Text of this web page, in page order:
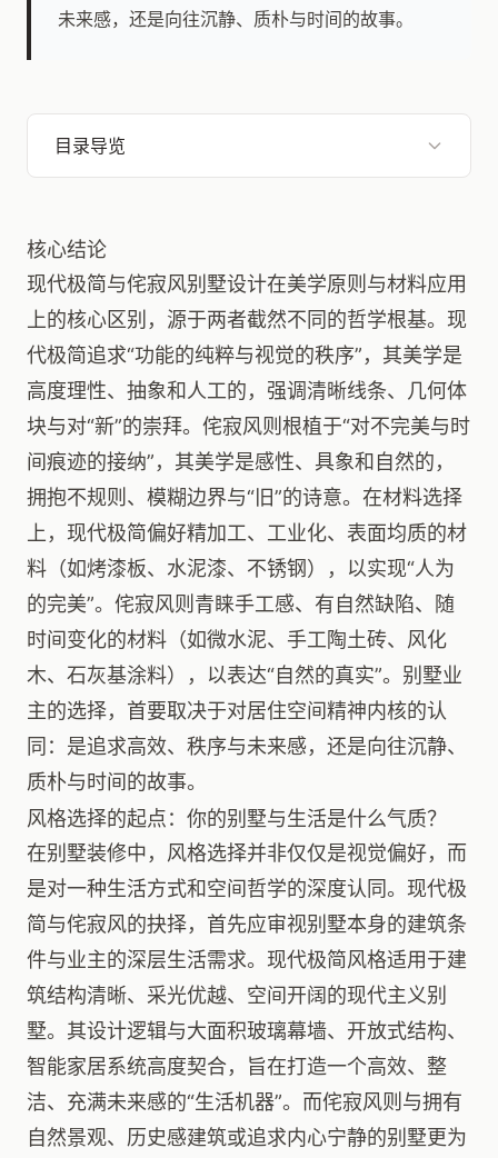
未来感，还是向往沉静、质朴与时间的故事。
目录导览
核心结论
现代极简与侘寂风别墅设计在美学原则与材料应用
上的核心区别，源于两者截然不同的哲学根基。现
代极简追求“功能的纯粹与视觉的秩序”，其美学是
高度理性、抽象和人工的，强调清晰线条、几何体
块与对“新”的崇拜。侘寂风则根植于“对不完美与时
间痕迹的接纳”，其美学是感性、具象和自然的，
拥抱不规则、模糊边界与“旧”的诗意。在材料选择
上，现代极简偏好精加工、工业化、表面均质的材
料（如烤漆板、水泥漆、不锈钢），以实现“人为
的完美”。侘寂风则青睐手工感、有自然缺陷、随
时间变化的材料（如微水泥、手工陶土砖、风化
木、石灰基涂料），以表达“自然的真实”。别墅业
主的选择，首要取决于对居住空间精神内核的认
同：是追求高效、秩序与未来感，还是向往沉静、
质朴与时间的故事。
风格选择的起点：你的别墅与生活是什么气质？
在别墅装修中，风格选择并非仅仅是视觉偏好，而
是对一种生活方式和空间哲学的深度认同。现代极
简与侘寂风的抉择，首先应审视别墅本身的建筑条
件与业主的深层生活需求。现代极简风格适用于建
筑结构清晰、采光优越、空间开阔的现代主义别
墅。其设计逻辑与大面积玻璃幕墙、开放式结构、
智能家居系统高度契合，旨在打造一个高效、整
洁、充满未来感的“生活机器”。而侘寂风则与拥有
自然景观、历史感建筑或追求内心宁静的别墅更为